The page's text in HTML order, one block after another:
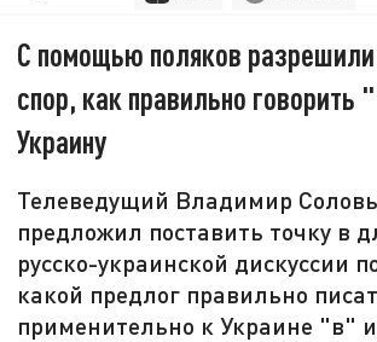
С помощью поляков
спор, как правильно
Украину
Телеведущий Владимир
предложил поставить точку в
русско-украинской дискуссии
какой предлог правильно
применительно к Украине "в"